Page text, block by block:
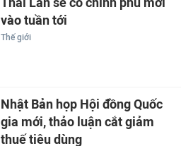
vào tuần tới
Thế giới
Nhật Bản họp Hội đồng Quốc
gia mới, thảo luận cắt giảm
thuế tiêu dùng